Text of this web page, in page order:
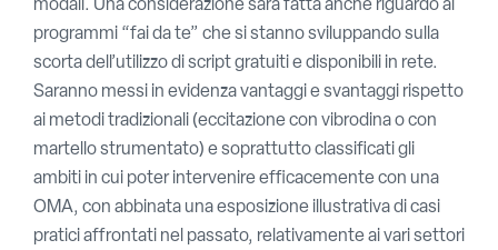
modali. Una considerazione sarà fatta anche riguardo ai
programmi “fai da te” che si stanno sviluppando sulla
scorta dell’utilizzo di script gratuiti e disponibili in rete.
Saranno messi in evidenza vantaggi e svantaggi rispetto
ai metodi tradizionali (eccitazione con vibrodina o con
martello strumentato) e soprattutto classificati gli
ambiti in cui poter intervenire efficacemente con una
OMA, con abbinata una esposizione illustrativa di casi
pratici affrontati nel passato, relativamente ai vari settori